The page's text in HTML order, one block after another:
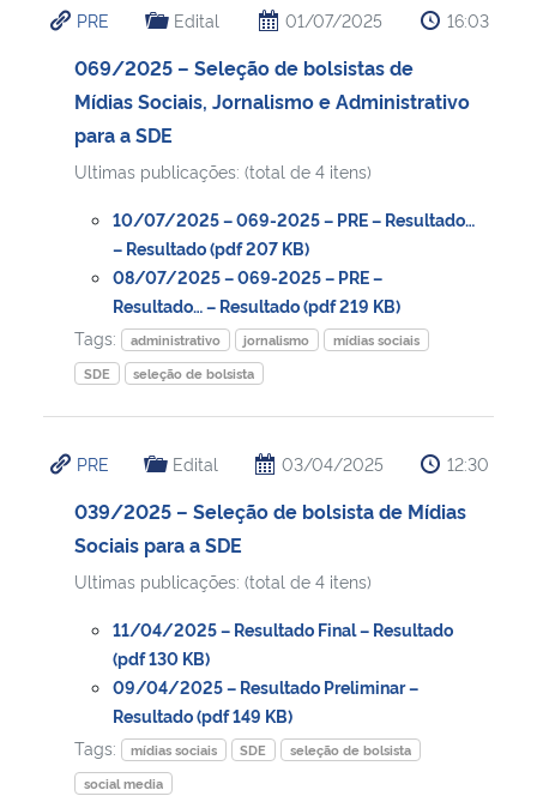
Ministério da Cidadania
Ministério de Minas e Energia
Ministério da Ciência, Tecnologia, Inovações e Comunicações
Ministério do Meio Ambiente
Ministério do Turismo
Controladoria-Geral da União
Ministério da Mulher, da Família e dos Direitos Humanos
Secretaria-Geral
Secretaria de Governo
Gabinete de Segurança Institucional
Advocacia-Geral da União
PRE Edital 01/07/2025 16:03
069/2025 – Seleção de bolsistas de
Mídias Sociais, Jornalismo e Administrativo
para a SDE
Ultimas publicações: (total de 4 itens)
10/07/2025 – 069-2025 – PRE – Resultado…
– Resultado (pdf 207 KB)
08/07/2025 – 069-2025 – PRE –
Resultado… – Resultado (pdf 219 KB)
Tags:
administrativo jornalismo
mídias sociais
SDE
seleção de bolsista
PRE Edital 03/04/2025 12:30
039/2025 – Seleção de bolsista de Mídias
Sociais para a SDE
Ultimas publicações: (total de 4 itens)
11/04/2025 – Resultado Final – Resultado
(pdf 130 KB)
09/04/2025 – Resultado Preliminar –
Resultado (pdf 149 KB)
Tags:
mídias sociais SDE
seleção de bolsista
social media